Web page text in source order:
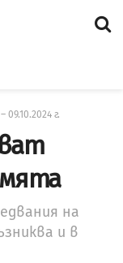
09.10.2024 г.
на
и в